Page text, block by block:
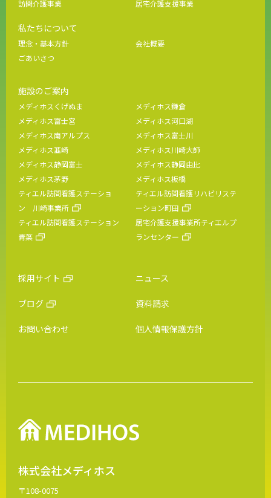
株式会社メディホス
〒108-0075
訪問介護事業
居宅介護支援事業
私たちについて
理念・基本方針
会社概要
ごあいさつ
施設のご案内
メディホスくげぬま
メディホス鎌倉
メディホス富士宮
メディホス河口湖
メディホス南アルプス
メディホス富士川
メディホス韮崎
メディホス川崎大師
メディホス静岡富士
メディホス静岡由比
メディホス茅野
メディホス板橋
ティエル訪問看護ステーショ
ン 川崎事業所
ティエル訪問看護リハビリステ
ーション町田
ティエル訪問看護ステーション
青葉
居宅介護支援事業所ティエルプ
ランセンター
採用サイト ニュース
ブログ 資料請求
お問い合わせ 個人情報保護方針